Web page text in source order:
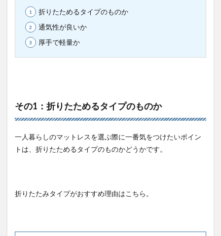
折りたためるタイプのものか
通気性が良いか
厚手で軽量か
その1：折りたためるタイプのものか
一人暮らしのマットレスを選ぶ際に一番気をつけたいポイン
トは、折りたためるタイプのものかどうかです。
折りたたみタイプがおすすめ理由はこちら。